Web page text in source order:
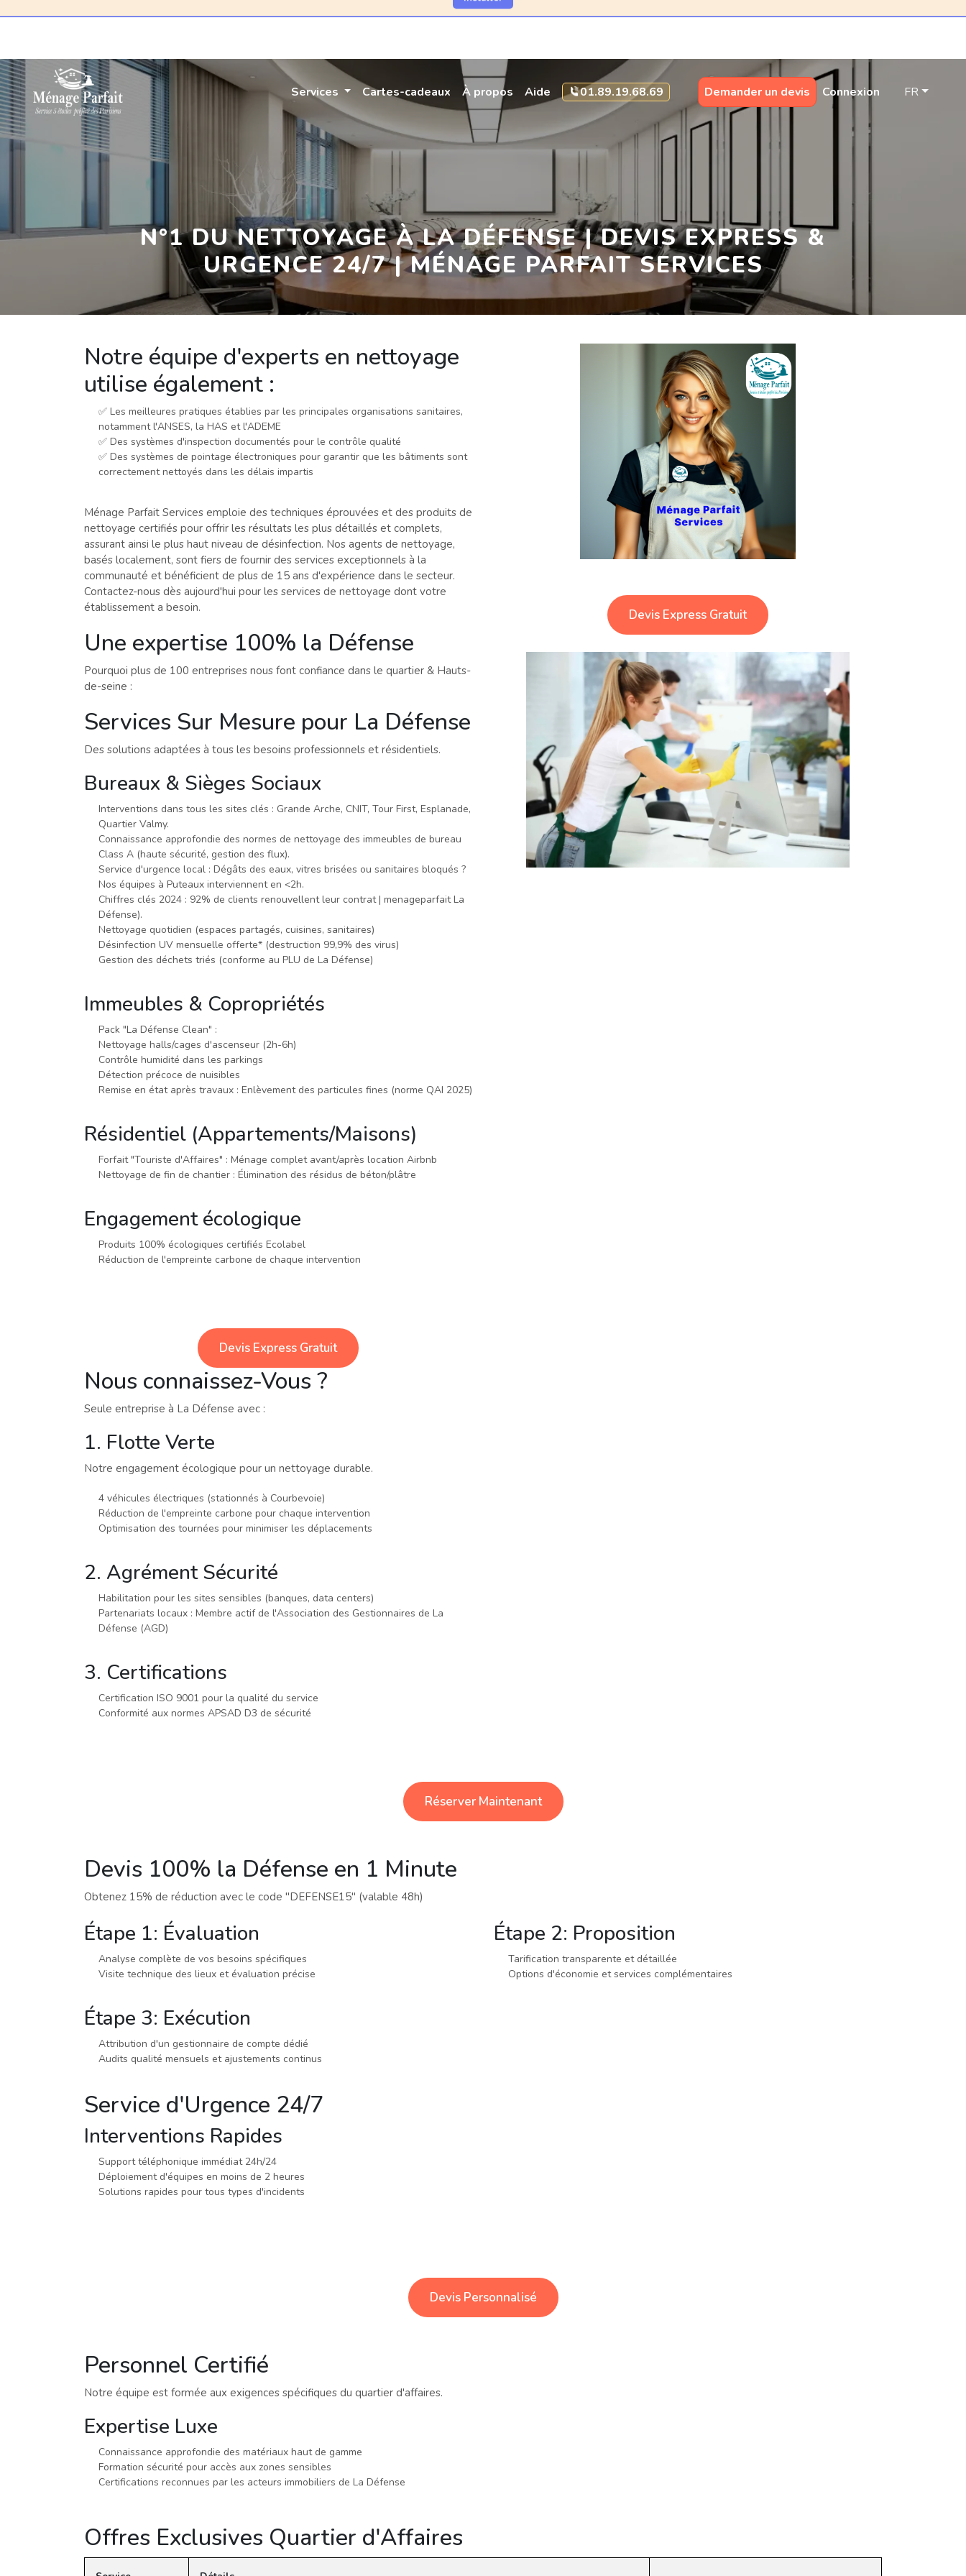
Installez l'app Ménage Parfait pour un accès plus rapide !
Services Cartes-cadeaux À propos Aide 01.89.19.68.69 Demander un devis Connexion FR
N°1 DU NETTOYAGE À LA DÉFENSE | DEVIS EXPRESS &
URGENCE 24/7 | MÉNAGE PARFAIT SERVICES
Notre équipe d'experts en nettoyage
utilise également :
✅ Les meilleures pratiques établies par les principales organisations sanitaires,
notamment l'ANSES, la HAS et l'ADEME
✅ Des systèmes d'inspection documentés pour le contrôle qualité
✅ Des systèmes de pointage électroniques pour garantir que les bâtiments sont
correctement nettoyés dans les délais impartis
Ménage Parfait Services emploie des techniques éprouvées et des produits de
nettoyage certifiés pour offrir les résultats les plus détaillés et complets,
assurant ainsi le plus haut niveau de désinfection. Nos agents de nettoyage,
basés localement, sont fiers de fournir des services exceptionnels à la
communauté et bénéficient de plus de 15 ans d'expérience dans le secteur.
Contactez-nous dès aujourd'hui pour les services de nettoyage dont votre
établissement a besoin.
Une expertise 100% la Défense
Pourquoi plus de 100 entreprises nous font confiance dans le quartier & Hauts-
de-seine :
Services Sur Mesure pour La Défense
Des solutions adaptées à tous les besoins professionnels et résidentiels.
Bureaux & Sièges Sociaux
Interventions dans tous les sites clés : Grande Arche, CNIT, Tour First, Esplanade,
Quartier Valmy.
Connaissance approfondie des normes de nettoyage des immeubles de bureau
Class A (haute sécurité, gestion des flux).
Service d'urgence local : Dégâts des eaux, vitres brisées ou sanitaires bloqués ?
Nos équipes à Puteaux interviennent en <2h.
Chiffres clés 2024 : 92% de clients renouvellent leur contrat | menageparfait La
Défense).
Nettoyage quotidien (espaces partagés, cuisines, sanitaires)
Désinfection UV mensuelle offerte* (destruction 99,9% des virus)
Gestion des déchets triés (conforme au PLU de La Défense)
Immeubles & Copropriétés
Pack "La Défense Clean" :
Nettoyage halls/cages d'ascenseur (2h-6h)
Contrôle humidité dans les parkings
Détection précoce de nuisibles
Remise en état après travaux : Enlèvement des particules fines (norme QAI 2025)
Résidentiel (Appartements/Maisons)
Forfait "Touriste d'Affaires" : Ménage complet avant/après location Airbnb
Nettoyage de fin de chantier : Élimination des résidus de béton/plâtre
Engagement écologique
Produits 100% écologiques certifiés Ecolabel
Réduction de l'empreinte carbone de chaque intervention
Devis Express Gratuit
Nous connaissez-Vous ?
Seule entreprise à La Défense avec :
1. Flotte Verte
Notre engagement écologique pour un nettoyage durable.
4 véhicules électriques (stationnés à Courbevoie)
Réduction de l'empreinte carbone pour chaque intervention
Optimisation des tournées pour minimiser les déplacements
2. Agrément Sécurité
Habilitation pour les sites sensibles (banques, data centers)
Partenariats locaux : Membre actif de l'Association des Gestionnaires de La
Défense (AGD)
3. Certifications
Certification ISO 9001 pour la qualité du service
Conformité aux normes APSAD D3 de sécurité
Devis Express Gratuit
Réserver Maintenant
Devis 100% la Défense en 1 Minute
Obtenez 15% de réduction avec le code "DEFENSE15" (valable 48h)
Étape 1: Évaluation
Analyse complète de vos besoins spécifiques
Visite technique des lieux et évaluation précise
Étape 2: Proposition
Tarification transparente et détaillée
Options d'économie et services complémentaires
Étape 3: Exécution
Attribution d'un gestionnaire de compte dédié
Audits qualité mensuels et ajustements continus
Service d'Urgence 24/7
Interventions Rapides
Support téléphonique immédiat 24h/24
Déploiement d'équipes en moins de 2 heures
Solutions rapides pour tous types d'incidents
Devis Personnalisé
Personnel Certifié
Notre équipe est formée aux exigences spécifiques du quartier d'affaires.
Expertise Luxe
Connaissance approfondie des matériaux haut de gamme
Formation sécurité pour accès aux zones sensibles
Certifications reconnues par les acteurs immobiliers de La Défense
Offres Exclusives Quartier d'Affaires